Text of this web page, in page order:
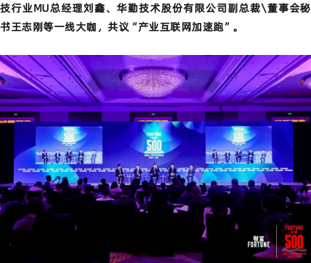
技行业MU总经理刘鑫、华勤技术股份有限公司副总裁\董事会秘
书王志刚等一线大咖，共议“产业互联网加速跑”。